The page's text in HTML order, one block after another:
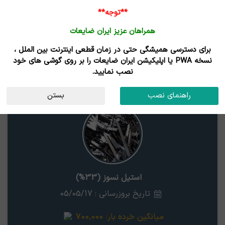
نتایج جستجوی قیمت
استان
استیل نسوز (33%)
تاریخ بروزرسانی : 05/05/17
میانگین خرده بار: 700,000
**توجه**
همراهان عزیز ایران ضایعات
برای دسترسی همیشگی حتی در زمان قطعی اینترنت بین الملل ،
نسخه PWA یا اپلیکیشن ایران ضایعات را بر روی گوشی های خود
نصب نمایید.
راهنمای نصب بستن